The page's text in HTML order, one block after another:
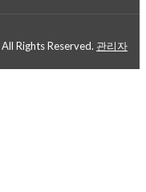
All Rights Reserved. 관리자